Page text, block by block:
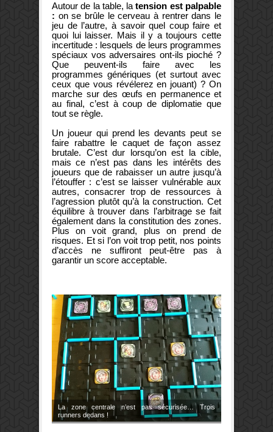
Autour de la table, la tension est palpable
: on se brûle le cerveau à rentrer dans le
jeu de l’autre, à savoir quel coup faire et
quoi lui laisser. Mais il y a toujours cette
incertitude : lesquels de leurs programmes
spéciaux vos adversaires ont-ils pioché ?
Que peuvent-ils faire avec les
programmes génériques (et surtout avec
ceux que vous révélerez en jouant) ? On
marche sur des œufs en permanence et
au final, c’est à coup de diplomatie que
tout se règle.
Un joueur qui prend les devants peut se
faire rabattre le caquet de façon assez
brutale. C’est dur lorsqu’on est la cible,
mais ce n’est pas dans les intérêts des
joueurs que de rabaisser un autre jusqu’à
l’étouffer : c’est se laisser vulnérable aux
autres, consacrer trop de ressources à
l’agression plutôt qu’à la construction. Cet
équilibre à trouver dans l’arbitrage se fait
également dans la constitution des zones.
Plus on voit grand, plus on prend de
risques. Et si l’on voit trop petit, nos points
d’accès ne suffiront peut-être pas à
garantir un score acceptable.
La zone centrale n’est pas sécurisée… Trois
runners dedans !